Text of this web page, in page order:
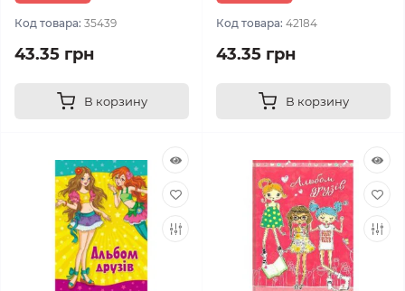
Код товара: 35439
43.35 грн
В корзину
Код товара: 42184
43.35 грн
В корзину